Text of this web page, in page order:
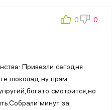
Привезли сегодня
шоколад,ну прям
смотрится,но
минут за